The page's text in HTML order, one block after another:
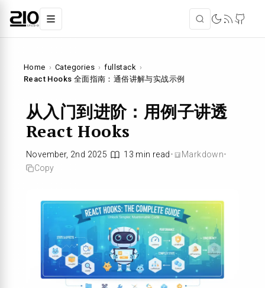
Home › Categories › fullstack ›
React Hooks 全面指南：通俗讲解与实战示例
从入门到进阶：用例子讲透
React Hooks
November, 2nd 2025 13 min read• Markdown•
Copy